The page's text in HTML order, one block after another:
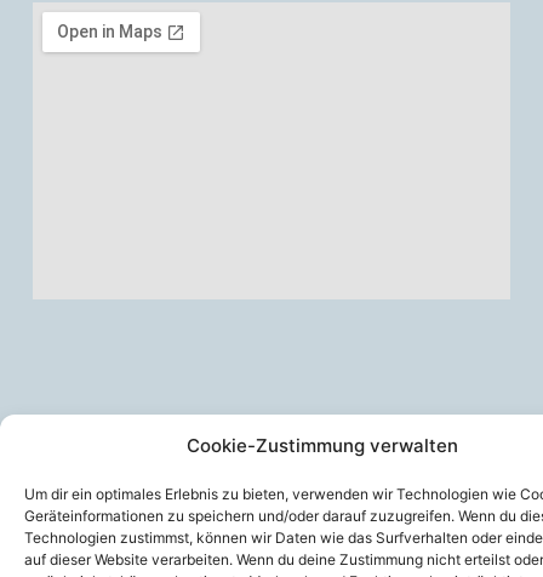
Cookie-Zustimmung verwalten
Um dir ein optimales Erlebnis zu bieten, verwenden wir Technologien wie
Geräteinformationen zu speichern und/oder darauf zuzugreifen. Wenn du
Technologien zustimmst, können wir Daten wie das Surfverhalten oder
auf dieser Website verarbeiten. Wenn du deine Zustimmung nicht erteilst oder
© 2026 VdH Donaueschingen